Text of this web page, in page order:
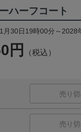
ハーフコート
月30日19時00分～2028
円 （税込）
売り
売り